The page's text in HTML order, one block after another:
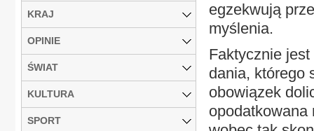
egzekwują
myślenia.
Faktycznie
dania, którego
obowiązek
opodatkowana
KRAJ
OPINIE
ŚWIAT
KULTURA
SPORT